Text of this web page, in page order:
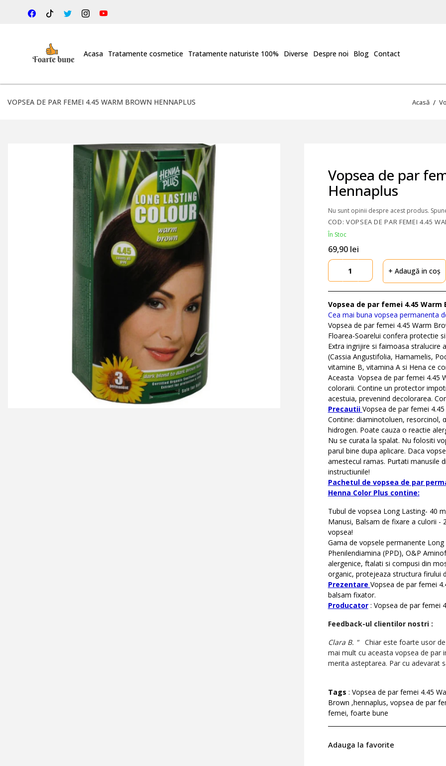
Acasa Tratamente cosmetice Tratamente naturiste 100% Diverse Despre noi Blog Contact
VOPSEA DE PAR FEMEI 4.45 WARM BROWN HENNAPLUS Acasă
Vopsea de par
Hennaplus
Nu sunt opinii despre acest produs.
COD: VOPSEA DE PAR FEMEI 4.45
În Stoc
69,90lei
+ Adaugă in coș
Vopsea de par femei 4.45 Warm
Cea mai buna vopsea permanenta
Vopsea de par femei 4.45 Warm
Floarea-Soarelui confera protectie
Extra ingrijire si faimoasa stralucire
(Cassia Angustifolia, Hamamelis,
vitamine B, vitamina A si Hena ce
Aceasta Vopsea de par femei 4.45
colorarii. Contine un protector
acestuia, prevenind decolorarea.
Precautii Vopsea de par femei
Contine: diaminotoluen, resorcinol,
hidrogen. Poate cauza o reactie
Nu se curata la spalat. Nu folositi
parul bine dupa aplicare. Daca
amestecul ramas. Purtati manusile
instructiunile!
Pachetul de vopsea de par
Henna Color Plus contine:
Tubul de vopsea Long Lasting- 40
Manusi, Balsam de fixare a culorii -
vopsea!
Gama de vopsele permanente
Phenilendiamina (PPD), O&P
alergenice, ftalati si compusi din
organic, protejeaza structura firului
Prezentare Vopsea de par femei
balsam fixator.
Producator: Vopsea de par femei
Feedback-ul clientilor nostri :
Clara B. " Chiar este foarte usor
mai mult cu aceasta vopsea de par
merita asteptarea. Par cu adevarat
Tags : Vopsea de par femei 4.45
Brown ,hennaplus, vopsea de par
femei, foarte bune
Adauga la favorite